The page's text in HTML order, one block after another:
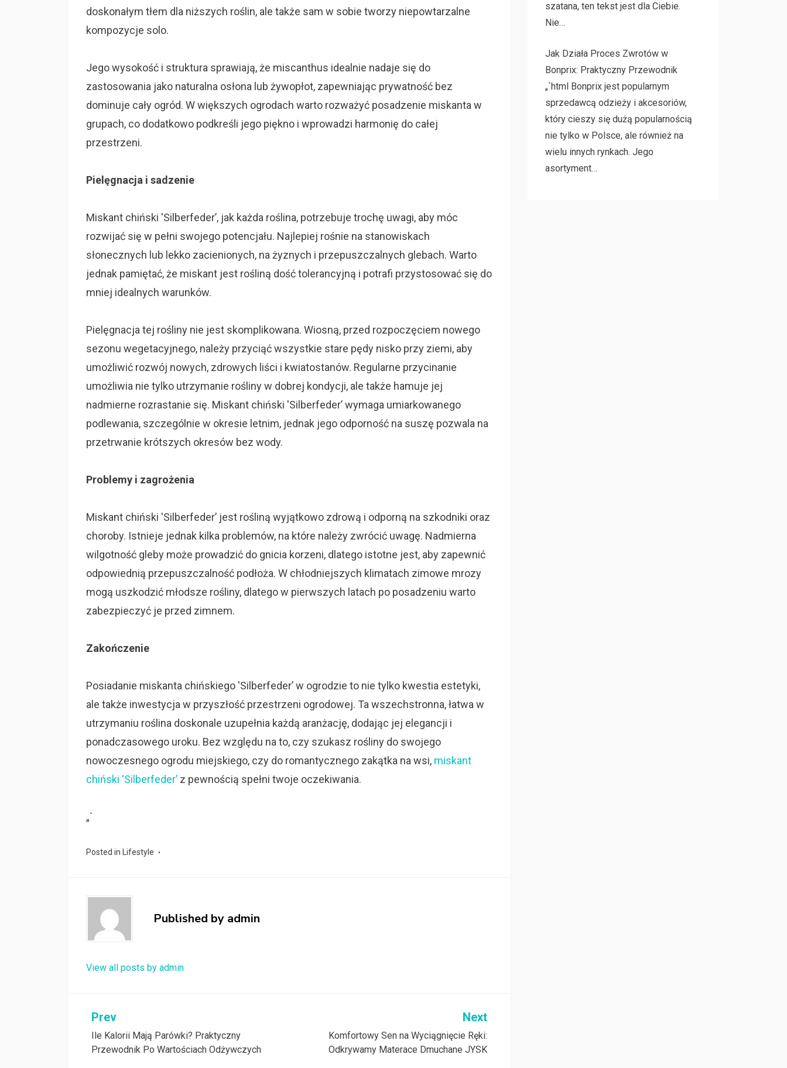
doskonałym tłem dla niższych roślin, ale także sam w sobie tworzy niepowtarzalne
kompozycje solo.
Jego wysokość i struktura sprawiają, że miscanthus idealnie nadaje się do
zastosowania jako naturalna osłona lub żywopłot, zapewniając prywatność bez
dominuje cały ogród. W większych ogrodach warto rozważyć posadzenie miskanta w
grupach, co dodatkowo podkreśli jego piękno i wprowadzi harmonię do całej
przestrzeni.
Pielęgnacja i sadzenie
Miskant chiński 'Silberfeder’, jak każda roślina, potrzebuje trochę uwagi, aby móc
rozwijać się w pełni swojego potencjału. Najlepiej rośnie na stanowiskach
słonecznych lub lekko zacienionych, na żyznych i przepuszczalnych glebach. Warto
jednak pamiętać, że miskant jest rośliną dość tolerancyjną i potrafi przystosować się do
mniej idealnych warunków.
Pielęgnacja tej rośliny nie jest skomplikowana. Wiosną, przed rozpoczęciem nowego
sezonu wegetacyjnego, należy przyciąć wszystkie stare pędy nisko przy ziemi, aby
umożliwić rozwój nowych, zdrowych liści i kwiatostanów. Regularne przycinanie
umożliwia nie tylko utrzymanie rośliny w dobrej kondycji, ale także hamuje jej
nadmierne rozrastanie się. Miskant chiński 'Silberfeder’ wymaga umiarkowanego
podlewania, szczególnie w okresie letnim, jednak jego odporność na suszę pozwala na
przetrwanie krótszych okresów bez wody.
Problemy i zagrożenia
Miskant chiński 'Silberfeder’ jest rośliną wyjątkowo zdrową i odporną na szkodniki oraz
choroby. Istnieje jednak kilka problemów, na które należy zwrócić uwagę. Nadmierna
wilgotność gleby może prowadzić do gnicia korzeni, dlatego istotne jest, aby zapewnić
odpowiednią przepuszczalność podłoża. W chłodniejszych klimatach zimowe mrozy
mogą uszkodzić młodsze rośliny, dlatego w pierwszych latach po posadzeniu warto
zabezpieczyć je przed zimnem.
Zakończenie
Posiadanie miskanta chińskiego 'Silberfeder’ w ogrodzie to nie tylko kwestia estetyki,
ale także inwestycja w przyszłość przestrzeni ogrodowej. Ta wszechstronna, łatwa w
utrzymaniu roślina doskonale uzupełnia każdą aranżację, dodając jej elegancji i
ponadczasowego uroku. Bez względu na to, czy szukasz rośliny do swojego
nowoczesnego ogrodu miejskiego, czy do romantycznego zakątka na wsi, miskant
chiński 'Silberfeder’ z pewnością spełni twoje oczekiwania.
„`
Posted in Lifestyle
Published by admin
View all posts by admin
Nawigacja
wpisu
Prev
Ile Kalorii Mają Parówki? Praktyczny
Przewodnik Po Wartościach Odżywczych
Next
Komfortowy Sen na Wyciągnięcie Ręki:
Odkrywamy Materace Dmuchane JYSK
szatana, ten tekst jest dla Ciebie.
Nie…
Jak Działa Proces Zwrotów w
Bonprix: Praktyczny Przewodnik
„`html Bonprix jest popularnym
sprzedawcą odzieży i akcesoriów,
który cieszy się dużą popularnością
nie tylko w Polsce, ale również na
wielu innych rynkach. Jego
asortyment…